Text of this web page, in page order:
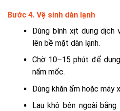
Bước 4. Vệ sinh dàn lạnh
Dùng bình xịt dung dịch
lên bề mặt dàn lạnh.
Chờ 10–15 phút để
nấm mốc.
Dùng khăn ẩm hoặc máy
Lau khô bên ngoài